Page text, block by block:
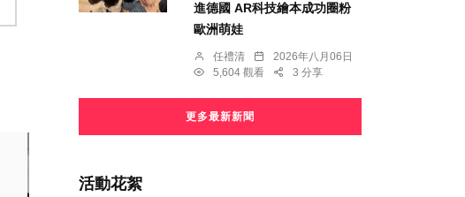
進德國 AR科技繪本成功圈粉
歐洲萌娃
任禮清
2026年八月06日
5,604 觀看
3 分享
更多最新新聞
活動花絮